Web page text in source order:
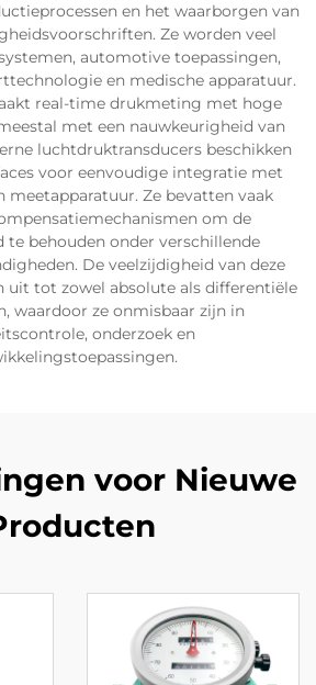
en het waarborgen van
Ze worden veel
automotive toepassingen,
en medische apparatuur.
real-time drukmeting met hoge
met een nauwkeurigheid van
luchtdruktransducers beschikken
voor eenvoudige integratie met
meetapparatuur. Ze bevatten vaak
om de
te behouden onder verschillende
De veelzijdigheid van deze
uit tot zowel absolute als differentiële
waardoor ze onmisbaar zijn in
onderzoek en
voor Nieuwe